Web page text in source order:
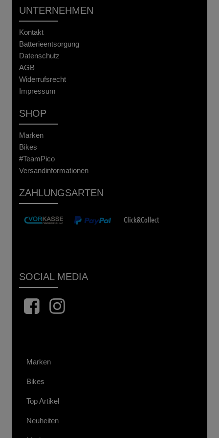
UNTERNEHMEN
Kontakt
Batterieentsorgung
Datenschutz
AGB
Widerrufsrecht
Impressum
SHOP
Marken
Bikes
#TeamPico
Versandinformationen
ZAHLUNGSARTEN
SOCIAL MEDIA
Marken
Bikes
Top Artikel
Neuheiten